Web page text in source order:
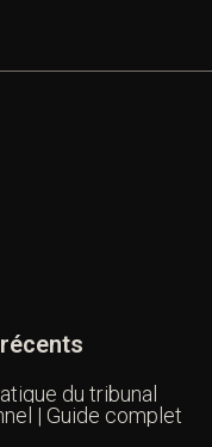
du tribunal
| Guide complet